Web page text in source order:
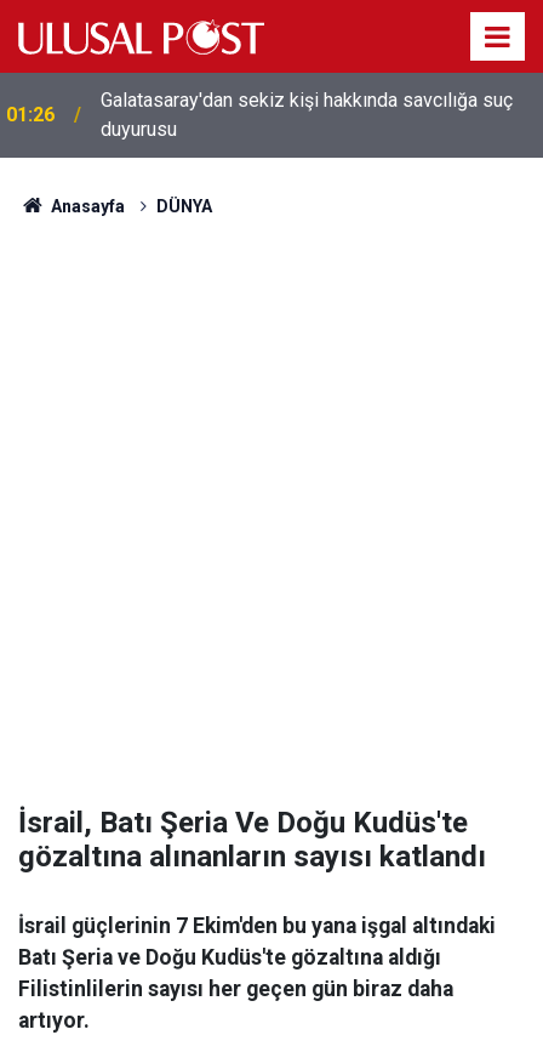
01:26
Galatasaray'dan sekiz kişi hakkında savcılığa suç
duyurusu
Anasayfa DÜNYA
İsrail, Batı Şeria Ve Doğu Kudüs'te
gözaltına alınanların sayısı katlandı
İsrail güçlerinin 7 Ekim'den bu yana işgal altındaki
Batı Şeria ve Doğu Kudüs'te gözaltına aldığı
Filistinlilerin sayısı her geçen gün biraz daha
artıyor.